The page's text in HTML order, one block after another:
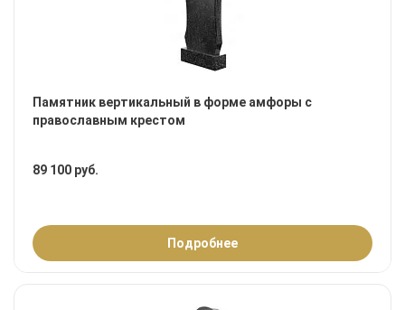
Памятник вертикальный в форме амфоры с
православным крестом
89 100 руб.
Подробнее